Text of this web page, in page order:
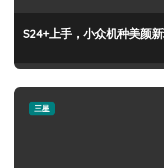
S24+上手，小众机种美颜
三星